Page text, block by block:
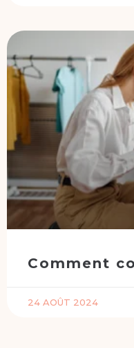
Comment
24 AOÛT 2024